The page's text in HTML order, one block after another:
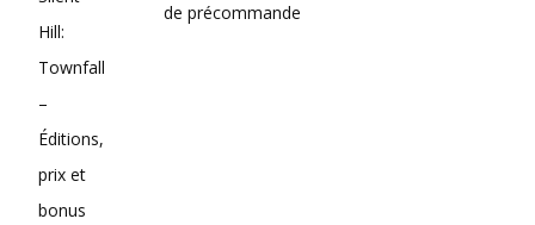
de précommande